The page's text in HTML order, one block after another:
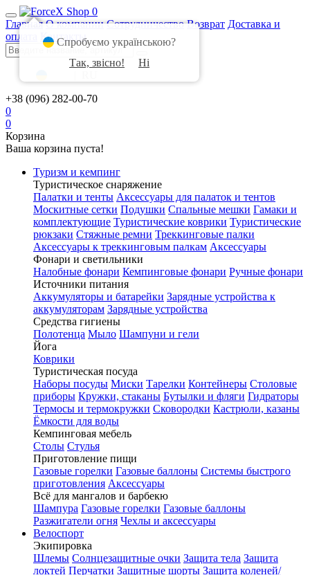
0
Главная О компании Сотрудничество Возврат Доставка и
оплата
Контакты
+38 (096) 282-00-70
0
0
Корзина
Ваша корзина пуста!
Туризм и кемпинг
Туристическое снаряжение
Палатки и тенты Аксессуары для палаток и тентов
Москитные сетки Подушки Спальные мешки Гамаки и
комплектующие Туристические коврики Туристические
рюкзаки Стяжные ремни Треккинговые палки
Аксессуары к треккинговым палкам Аксессуары
Фонари и светильники
Налобные фонари Кемпинговые фонари Ручные фонари
Источники питания
Аккумуляторы и батарейки Зарядные устройства к
аккумуляторам Зарядные устройства
Средства гигиены
Полотенца Мыло Шампуни и гели
Йога
Коврики
Туристическая посуда
Наборы посуды Миски Тарелки Контейнеры Столовые
приборы Кружки, стаканы Бутылки и фляги Гидраторы
Термосы и термокружки Сковородки Кастрюли, казаны
Ёмкости для воды
Кемпинговая мебель
Столы Стулья
Приготовление пищи
Газовые горелки Газовые баллоны Системы быстрого
приготовления Аксессуары
Всё для мангалов и барбекю
Шампура Газовые горелки Газовые баллоны
Разжигатели огня Чехлы и аксессуары
Велоспорт
Экипировка
Шлемы Солнцезащитные очки Защита тела Защита
локтей Перчатки Защитные шорты Защита коленей/
Спробуємо українською?
Так, звісно!
Ні